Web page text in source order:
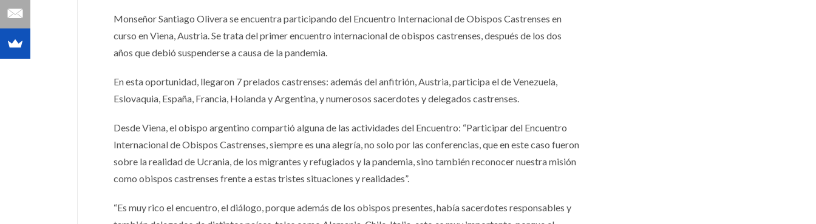
Monseñor Santiago Olivera se encuentra participando del Encuentro Internacional de Obispos Castrenses en
curso en Viena, Austria. Se trata del primer encuentro internacional de obispos castrenses, después de los dos
años que debió suspenderse a causa de la pandemia.
En esta oportunidad, llegaron 7 prelados castrenses: además del anfitrión, Austria, participa el de Venezuela,
Eslovaquia, España, Francia, Holanda y Argentina, y numerosos sacerdotes y delegados castrenses.
Desde Viena, el obispo argentino compartió alguna de las actividades del Encuentro: “Participar del Encuentro
Internacional de Obispos Castrenses, siempre es una alegría, no solo por las conferencias, que en este caso fueron
sobre la realidad de Ucrania, de los migrantes y refugiados y la pandemia, sino también reconocer nuestra misión
como obispos castrenses frente a estas tristes situaciones y realidades”.
“Es muy rico el encuentro, el diálogo, porque además de los obispos presentes, había sacerdotes responsables y